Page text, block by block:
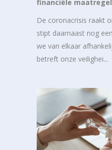
financiële
De coronacrisis raakt
stipt daarnaast nog
we van elkaar
betreft onze veilighei...